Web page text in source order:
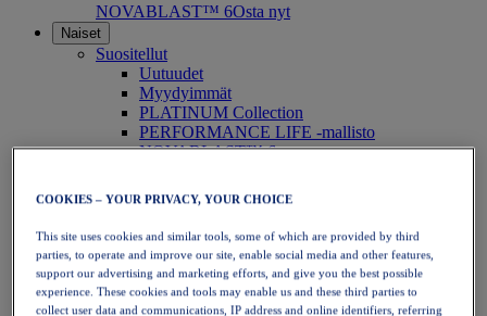
NOVABLAST™ 6Osta nyt
Naiset
Suositellut
Uutuudet
Myydyimmät
PLATINUM Collection
PERFORMANCE LIFE -mallisto
NOVABLAST™ 6
Juoksu
Polkujuoksu
Tennis
Lentopallo
Käsipallo
Padel
Verkkopallo
COOKIES – YOUR PRIVACY, YOUR CHOICE
This site uses cookies and similar tools, some of which are provided by third
parties, to operate and improve our site, enable social media and other features,
support our advertising and marketing efforts, and give you the best possible
experience. These cookies and tools may enable us and these third parties to
collect user data and communications, IP address and online identifiers, referring